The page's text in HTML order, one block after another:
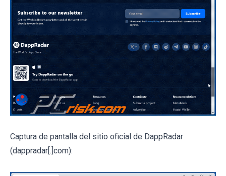
Captura de pantalla del sitio oficial de DappRadar
(dappradar[.]com):